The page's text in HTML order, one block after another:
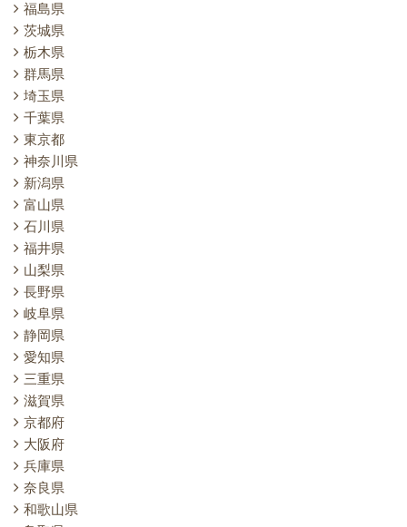
福島県
茨城県
栃木県
群馬県
埼玉県
千葉県
東京都
神奈川県
新潟県
富山県
石川県
福井県
山梨県
長野県
岐阜県
静岡県
愛知県
三重県
滋賀県
京都府
大阪府
兵庫県
奈良県
和歌山県